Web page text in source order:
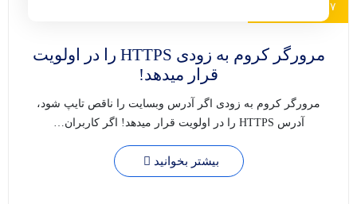
۷ , مرداد , ۱۴۰۰
مرورگر کروم به زودی HTTPS را در اولویت
قرار میدهد!
مرورگر کروم به زودی اگر آدرس وبسایت را ناقص تایپ شود،
آدرس HTTPS را در اولویت قرار میدهد! اگر کاربران…
بیشتر بخوانید